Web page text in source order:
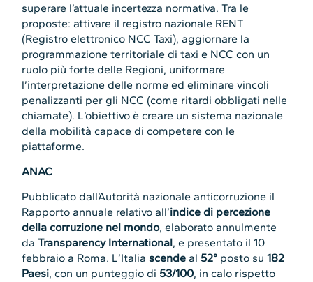
superare l’attuale incertezza normativa. Tra le
proposte: attivare il registro nazionale RENT
(Registro elettronico NCC Taxi), aggiornare la
programmazione territoriale di taxi e NCC con un
ruolo più forte delle Regioni, uniformare
l’interpretazione delle norme ed eliminare vincoli
penalizzanti per gli NCC (come ritardi obbligati nelle
chiamate). L’obiettivo è creare un sistema nazionale
della mobilità capace di competere con le
piattaforme.
ANAC
Pubblicato dall’Autorità nazionale anticorruzione il
Rapporto annuale relativo all’indice di percezione
della corruzione nel mondo, elaborato annulmente
daTransparency International, e presentato il 10
febbraio a Roma. L’Italia scende al 52° posto su182
Paesi, con un punteggio di 53/100, in calo rispetto